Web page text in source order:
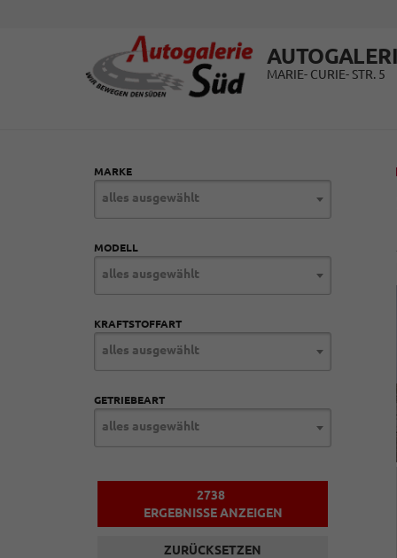
MARIE- CURIE- STR. 5
MARKE
alles ausgewählt
MODELL
alles ausgewählt
KRAFTSTOFFART
alles ausgewählt
GETRIEBEART
alles ausgewählt
2738
ERGEBNISSE ANZEIGEN
ZURÜCKSETZEN